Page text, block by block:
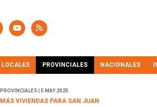
LOCALES PROVINCIALES NACIONALES
PROVINCIALES | 5 MAY 2025
MÁS VIVIENDAS PARA SAN JUAN